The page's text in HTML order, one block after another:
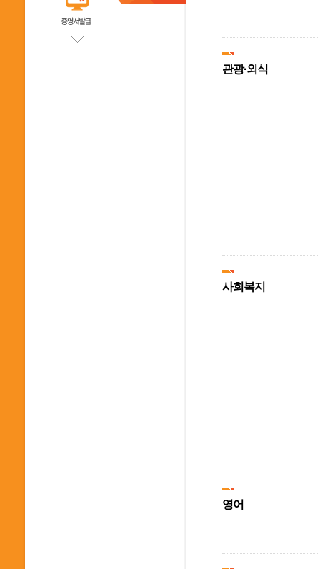
관광·외식
사회복지
영어